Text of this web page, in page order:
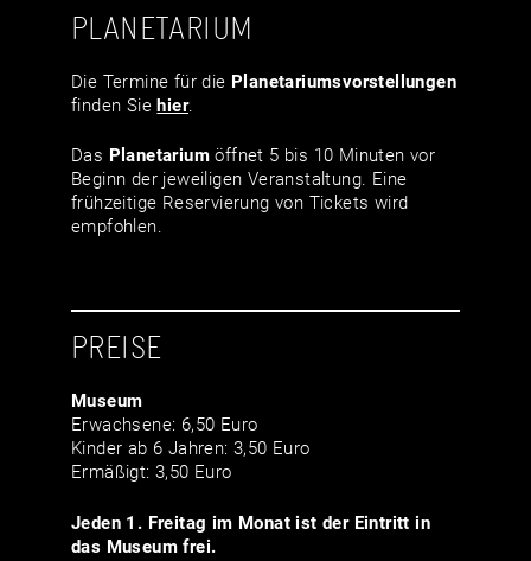
PLANETARIUM
Die Termine für die Planetariumsvor­stellungen
finden Siehier.
Das Planetarium öffnet 5 bis 10 Minuten vor
Beginn der jeweiligen Veranstaltung. Eine
frühzeitige Reservierung von Tickets wird
empfohlen.
PREISE
Museum
Erwachsene: 6,50 Euro
Kinder ab 6 Jahren: 3,50 Euro
Ermäßigt: 3,50 Euro
Jeden 1. Freitag im Monat ist der Eintritt in
das Museum frei.